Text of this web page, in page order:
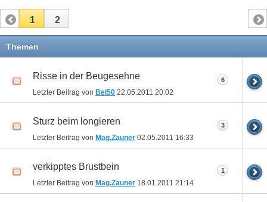
1 2
Themen
Risse in der Beugesehne
Letzter Beitrag von Bel50 22.05.2011 20:02
6
Sturz beim longieren
Letzter Beitrag von Mag.Zauner 02.05.2011 16:33
3
verkipptes Brustbein
Letzter Beitrag von Mag.Zauner 18.01.2011 21:14
1